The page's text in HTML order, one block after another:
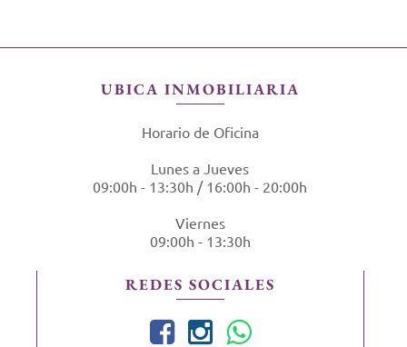
UBICA INMOBILIARIA
Horario de Oficina
Lunes a Jueves
09:00h - 13:30h / 16:00h - 20:00h
Viernes
09:00h - 13:30h
REDES SOCIALES